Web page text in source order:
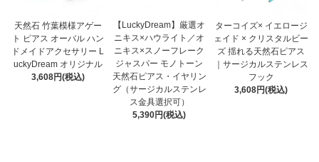
天然石 竹葉模様アゲー
ト ピアス オーバル ハン
ドメイドアクセサリー L
uckyDream オリジナル
3,608円(税込)
【LuckyDream】厳選オ
ニキス×ハウライト／オ
ニキス×スノーフレーク
ジャスパー モノトーン
天然石ピアス・イヤリン
グ（サージカルステンレ
ス金具選択可）
5,390円(税込)
ターコイズ× イエロージ
ェイド × クリスタルビー
ズ 揺れる天然石ピアス
｜サージカルステンレス
フック
3,608円(税込)